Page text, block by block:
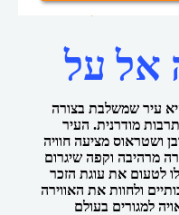
דף הבית טיסות זולות
אל על
עיר שמשלבת בצורה
מודרנית. העיר
ושטראוס מציעה חוויה
מרהיבה וקפה שיגרום
לטעום את עוגת הזכר
ולחוות את האווירה